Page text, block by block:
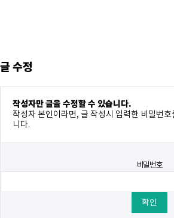
글 수정
작성자만 글을 수정할 수 있습니다.
작성자 본인이라면, 글 작성시 입력한 비밀번
니다.
비밀번호